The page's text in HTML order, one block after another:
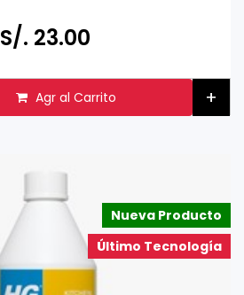
S/. 23.00
Agr al Carrito +
Nueva Producto
Último Tecnología